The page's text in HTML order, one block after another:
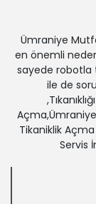
Ümraniye
en önemli
sayede robotla
ile de
Tikaniklik
Servis